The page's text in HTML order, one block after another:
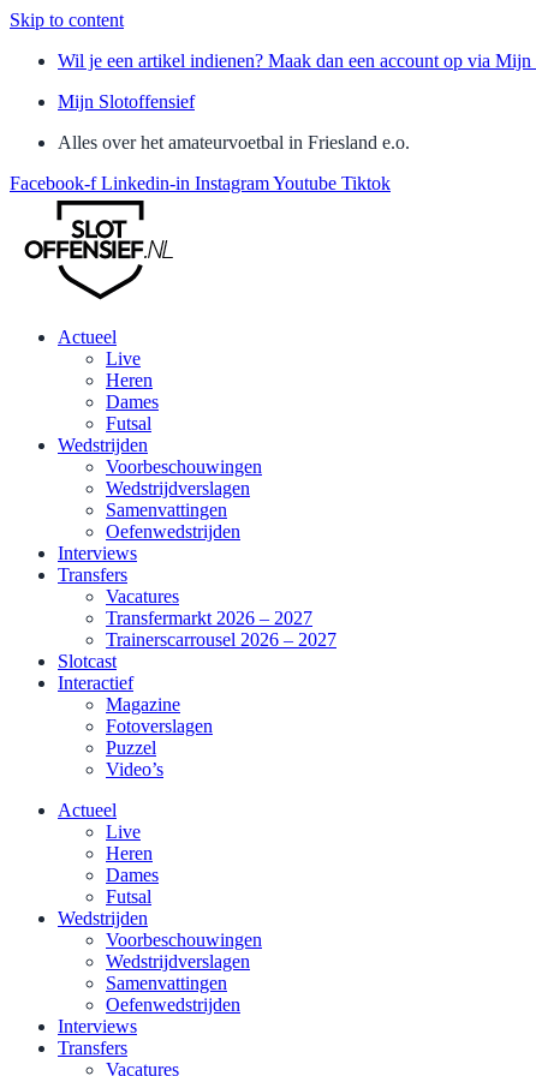
Skip to content
Wil je een artikel indienen? Maak dan een account op via
Mijn Slotoffensief
Alles over het amateurvoetbal in Friesland e.o.
Facebook-f Linkedin-in InstagramYoutube Tiktok
Actueel
Live
Heren
Dames
Futsal
Wedstrijden
Voorbeschouwingen
Wedstrijdverslagen
Samenvattingen
Oefenwedstrijden
Interviews
Transfers
Vacatures
Transfermarkt 2026 – 2027
Trainerscarrousel 2026 – 2027
Slotcast
Interactief
Magazine
Fotoverslagen
Puzzel
Video’s
Actueel
Live
Heren
Dames
Futsal
Wedstrijden
Voorbeschouwingen
Wedstrijdverslagen
Samenvattingen
Oefenwedstrijden
Interviews
Transfers
Vacatures